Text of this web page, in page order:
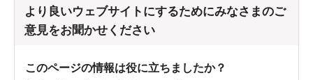
より良いウェブサイトにするためにみなさまのご
意見をお聞かせください
このページの情報は役に立ちましたか？